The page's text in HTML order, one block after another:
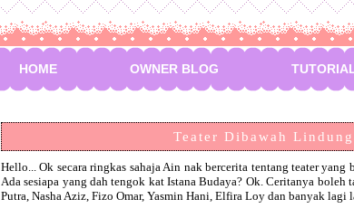
HOME OWNER BLOG
Teater Dibawah
Hello... Ok secara ringkas sahaja Ain nak bercerita tentang teater yang
Ada sesiapa yang dah tengok kat Istana Budaya? Ok. Ceritanya boleh
Putra, Nasha Aziz, Fizo Omar, Yasmin Hani, Elfira Loy dan banyak lagi